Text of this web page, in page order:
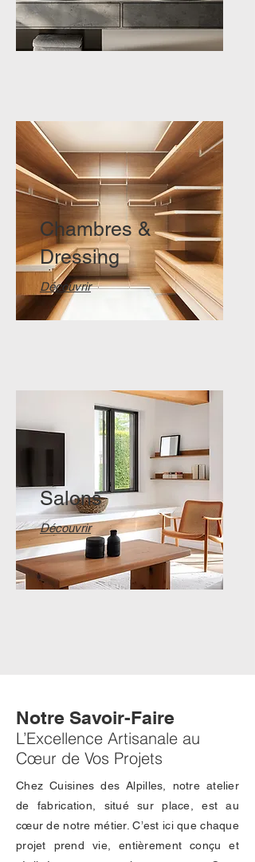
Chambres &
Dressing
Découvrir
Salons
Découvrir
Notre Savoir-Faire
L’Excellence Artisanale au
Cœur de Vos Projets
Chez Cuisines des Alpilles, notre atelier
de fabrication, situé sur place, est au
cœur de notre métier. C’est ici que chaque
projet prend vie, entièrement conçu et